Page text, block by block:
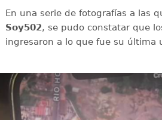
En una serie de fotografías a las
Soy502, se pudo constatar que
ingresaron a lo que fue su última